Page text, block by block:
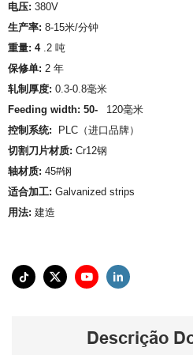
电压: 380V
生产率: 8-15米/分钟
重量: 4 .2 吨
保修单: 2 年
轧制厚度: 0.3-0.8毫米
Feeding width: 50-
120毫米
控制系统:
PLC（进口品牌）
切割刀片材质: Cr12钢
轴材质: 45#钢
适合加工: Galvanized strips
用法: 建造
Descrição